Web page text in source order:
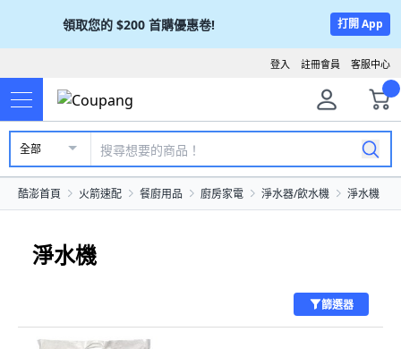
領取您的 $200 首購優惠卷! 打開 App
客服中心
註冊會員
登入
全部
酷澎首頁 火箭速配 餐廚用品 廚房家電 淨水器/飲水機 淨水機
淨水機
篩選器